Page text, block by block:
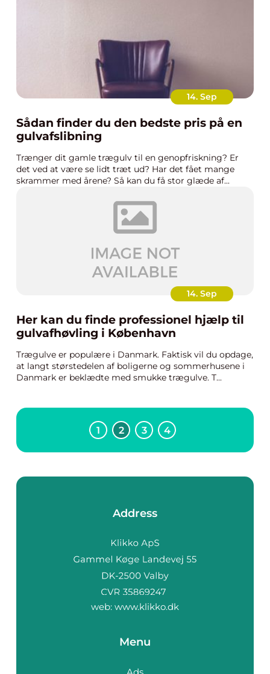
14. Sep
Sådan finder du den bedste pris på en
gulvafslibning
Trænger dit gamle trægulv til en genopfriskning? Er
det ved at være se lidt træt ud? Har det fået mange
skrammer med årene? Så kan du få stor glæde af...
14. Sep
Her kan du finde professionel hjælp til
gulvafhøvling i København
Trægulve er populære i Danmark. Faktisk vil du opdage,
at langt størstedelen af boligerne og sommerhusene i
Danmark er beklædte med smukke trægulve. T...
1 2 3 4
Address
web: www.klikko.dk
Menu
Ads